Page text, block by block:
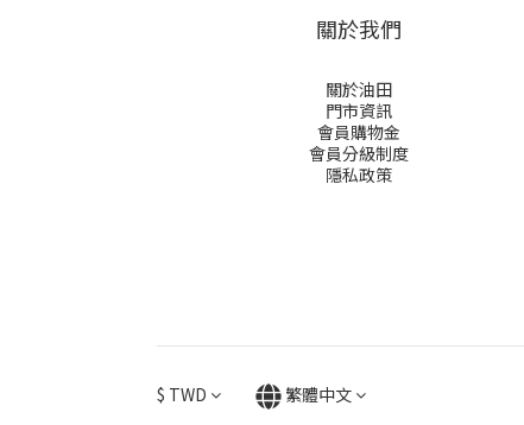
關於我們
關於油田
門市資訊
會員購物金
會員分級制度
隱私政策
$ TWD 繁體中文